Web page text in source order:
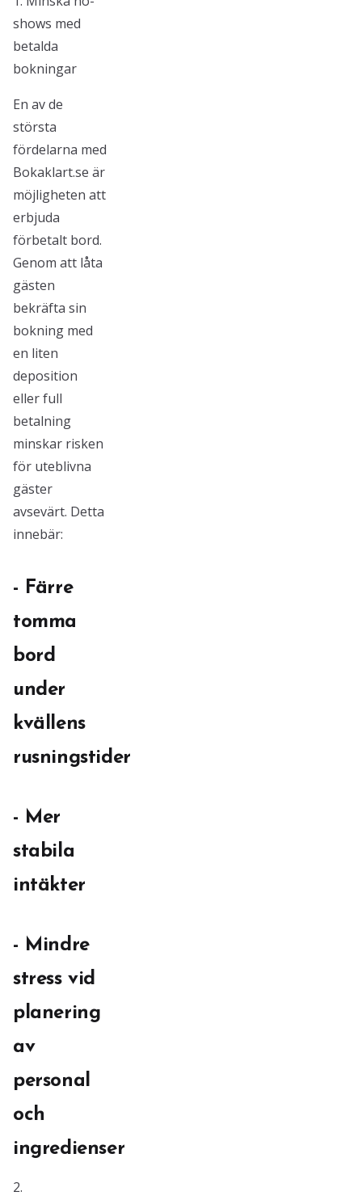
shows med
betalda
bokningar
En av de
största
fördelarna med
Bokaklart.se är
möjligheten att
erbjuda
förbetalt bord.
Genom att låta
gästen
bekräfta sin
bokning med
en liten
deposition
eller full
betalning
minskar risken
för uteblivna
gäster
avsevärt. Detta
innebär:
- Färre
tomma
bord
under
kvällens
rusningstider
- Mer
stabila
intäkter
- Mindre
stress vid
planering
av
personal
och
ingredienser
2.